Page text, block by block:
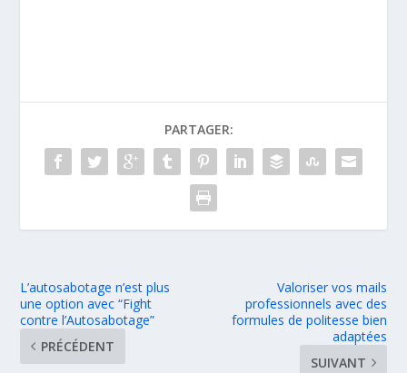
PARTAGER:
L’autosabotage n’est plus
une option avec “Fight
contre l’Autosabotage”
PRÉCÉDENT
Valoriser vos mails
professionnels avec des
formules de politesse bien
adaptées
SUIVANT